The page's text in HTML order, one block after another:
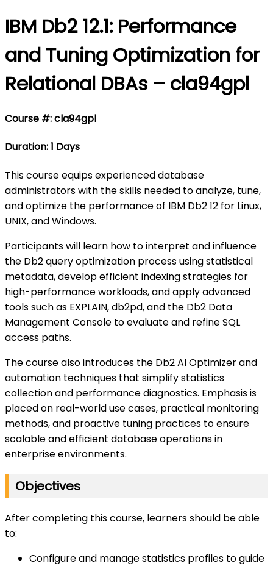
IBM Db2 12.1: Performance
and Tuning Optimization for
Relational DBAs – cla94gpl
Course #: cla94gpl
Duration: 1 Days
This course equips experienced database
administrators with the skills needed to analyze, tune,
and optimize the performance of IBM Db2 12 for Linux,
UNIX, and Windows.
Participants will learn how to interpret and influence
the Db2 query optimization process using statistical
metadata, develop efficient indexing strategies for
high-performance workloads, and apply advanced
tools such as EXPLAIN, db2pd, and the Db2 Data
Management Console to evaluate and refine SQL
access paths.
The course also introduces the Db2 AI Optimizer and
automation techniques that simplify statistics
collection and performance diagnostics. Emphasis is
placed on real-world use cases, practical monitoring
methods, and proactive tuning practices to ensure
scalable and efficient database operations in
enterprise environments.
Objectives
After completing this course, learners should be able
to:
Configure and manage statistics profiles to guide